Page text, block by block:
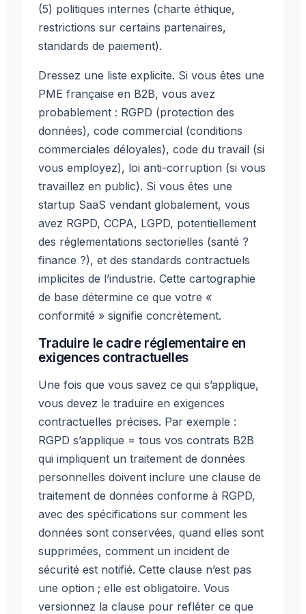
(5) politiques internes (charte éthique,
restrictions sur certains partenaires,
standards de paiement).
Dressez une liste explicite. Si vous êtes une
PME française en B2B, vous avez
probablement : RGPD (protection des
données), code commercial (conditions
commerciales déloyales), code du travail (si
vous employez), loi anti-corruption (si vous
travaillez en public). Si vous êtes une
startup SaaS vendant globalement, vous
avez RGPD, CCPA, LGPD, potentiellement
des réglementations sectorielles (santé ?
finance ?), et des standards contractuels
implicites de l’industrie. Cette cartographie
de base détermine ce que votre «
conformité » signifie concrètement.
Traduire le cadre réglementaire en
exigences contractuelles
Une fois que vous savez ce qui s’applique,
vous devez le traduire en exigences
contractuelles précises. Par exemple :
RGPD s’applique = tous vos contrats B2B
qui impliquent un traitement de données
personnelles doivent inclure une clause de
traitement de données conforme à RGPD,
avec des spécifications sur comment les
données sont conservées, quand elles sont
supprimées, comment un incident de
sécurité est notifié. Cette clause n’est pas
une option ; elle est obligatoire. Vous
versionnez la clause pour refléter ce que